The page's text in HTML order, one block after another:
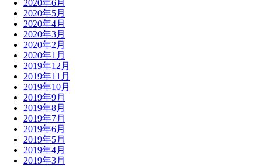
2020年6月
2020年5月
2020年4月
2020年3月
2020年2月
2020年1月
2019年12月
2019年11月
2019年10月
2019年9月
2019年8月
2019年7月
2019年6月
2019年5月
2019年4月
2019年3月